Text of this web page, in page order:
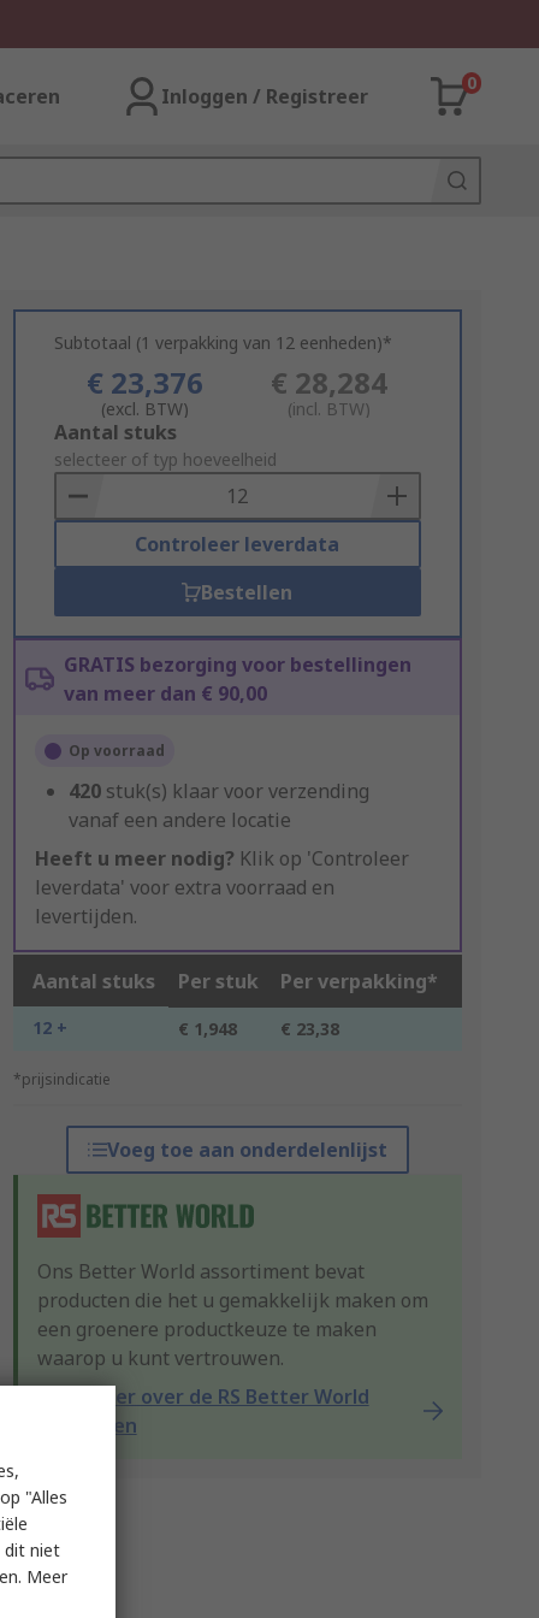
Inloggen / Registreer
0
Subtotaal (1 verpakking van 12 eenheden)*
€ 23,376
(excl. BTW)
€ 28,284
(incl. BTW)
Add
to
Basket
Aantal stuks
selecteer of typ hoeveelheid
Controleer leverdata
Bestellen
GRATIS bezorging voor bestellingen
van meer dan € 90,00
Op voorraad
420 stuk(s) klaar voor verzending
vanaf een andere locatie
Heeft u meer nodig? Klik op 'Controleer
leverdata' voor extra voorraad en
levertijden.
Aantal stuks Per stuk Per verpakking*
12 + € 1,948 € 23,38
*prijsindicatie
Voeg toe aan onderdelenlijst
Ons Better World assortiment bevat
producten die het u gemakkelijk maken om
een groenere productkeuze te maken
waarop u kunt vertrouwen.
Lees meer over de RS Better World
producten
"Alles
dit niet
Meer